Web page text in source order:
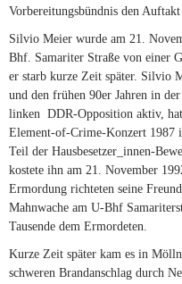
Vorbereitungsbündnis den
Silvio Meier wurde am 21.
Bhf. Samariter Straße von einer
er starb kurze Zeit später. Silvio
und den frühen 90er Jahren in
linken DDR-Opposition aktiv,
Element-of-Crime-Konzert 1987
Teil der Hausbesetzer_innen-
kostete ihn am 21. November
Ermordung richteten seine
Mahnwache am U-Bhf
Tausende dem Ermordeten.
Kurze Zeit später kam es in
schweren Brandanschlag durch